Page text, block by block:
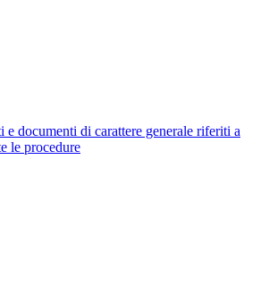
e documenti di carattere generale riferiti a
le procedure